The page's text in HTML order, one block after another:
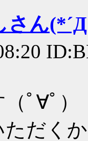
さん
ﾟ∀ﾟ）
だく